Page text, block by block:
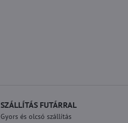
SZÁLLÍTÁS FUTÁRRAL
Gyors és olcsó szállítás